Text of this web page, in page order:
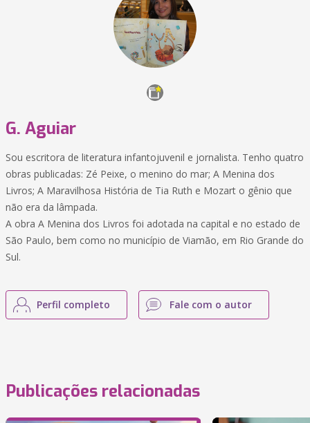
G. Aguiar
Sou escritora de literatura infantojuvenil e jornalista. Tenho quatro
obras publicadas: Zé Peixe, o menino do mar; A Menina dos
Livros; A Maravilhosa História de Tia Ruth e Mozart o gênio que
não era da lâmpada.
A obra A Menina dos Livros foi adotada na capital e no estado de
São Paulo, bem como no município de Viamão, em Rio Grande do
Sul.
Perfil completo Fale com o autor
Publicações relacionadas